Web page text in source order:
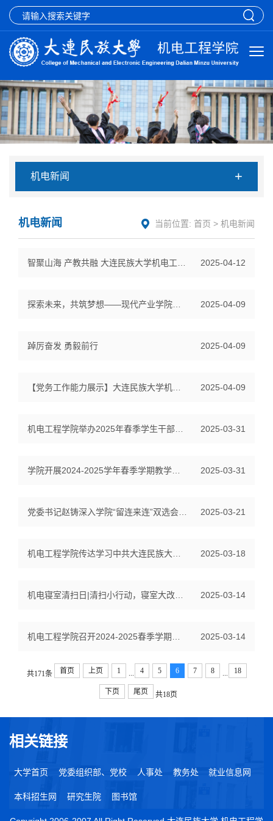
机电新闻 +
机电新闻 当前位置: 首页 > 机电新闻
2025-04-12
2025-04-09
踔厉奋发 勇毅前行 2025-04-09
2025-04-09
2025-03-31
2025-03-31
2025-03-21
2025-03-18
2025-03-14
2025-03-14
共171条 首页 上页 1 ... 4 5 6 7 8 ... 18
下页 尾页 共18页
相关链接
大学首页 党委组织部、党校 人事处 教务处 就业信息网
本科招生网 研究生院 图书馆